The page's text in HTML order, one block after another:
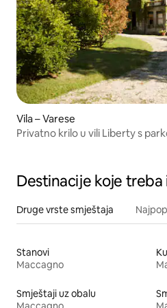
Vila – Varese
Privatno krilo u vili Liberty s
Destinacije koje treba
Druge vrste smještaja
Stanovi
Maccagno
Smještaji uz obalu